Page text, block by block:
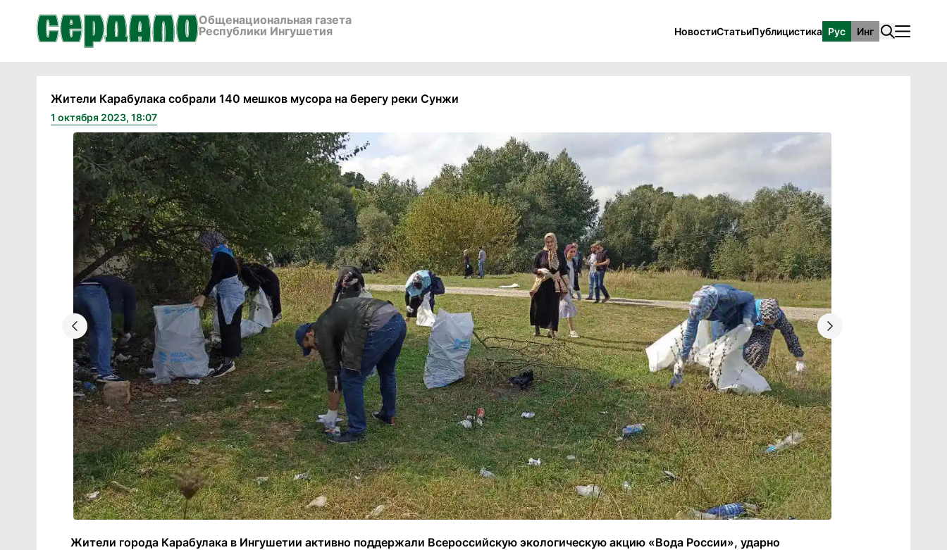
Общенациональная газета
Республики Ингушетия
НовостиСтатьиПублицистика Рус Инг
Жители Карабулака собрали 140 мешков мусора на берегу реки Сунжи
1 октября 2023, 18:07
Жители города Карабулака в Ингушетии активно поддержали Всероссийскую экологическую акцию «Вода России», ударно